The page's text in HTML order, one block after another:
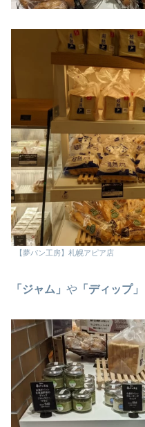
【夢パン工房】札幌アピア店
「ジャム」 や 「ディップ」